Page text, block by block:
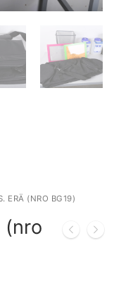
ERÄ (NRO BG19)
(nro